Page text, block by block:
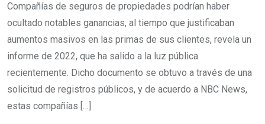
Compañías de seguros de propiedades podrían haber
ocultado notables ganancias, al tiempo que justificaban
aumentos masivos en las primas de sus clientes, revela un
informe de 2022, que ha salido a la luz pública
recientemente. Dicho documento se obtuvo a través de una
solicitud de registros públicos, y de acuerdo a NBC News,
estas compañías […]